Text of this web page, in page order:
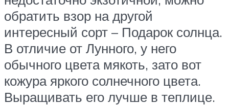
обратить взор на другой
интересный сорт – Подарок солнца.
В отличие от Лунного, у него
обычного цвета мякоть, зато вот
кожура яркого солнечного цвета.
Выращивать его лучше в теплице.